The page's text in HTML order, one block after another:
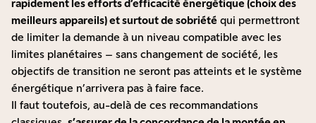
rapidement les efforts d’efficacité énergétique (choix des
meilleurs appareils) et surtout de sobriété qui permettront
de limiter la demande à un niveau compatible avec les
limites planétaires – sans changement de société, les
objectifs de transition ne seront pas atteints et le système
énergétique n’arrivera pas à faire face.
Il faut toutefois, au-delà de ces recommandations